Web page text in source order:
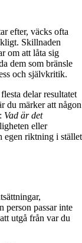
efter, väcks ofta
Skillnaden
om att låta sig
dem som bränsle
och självkritik.
delar resultatet
du märker att någon
Vad är det
eller
egen riktning i stället
person passar inte
utgå från var du